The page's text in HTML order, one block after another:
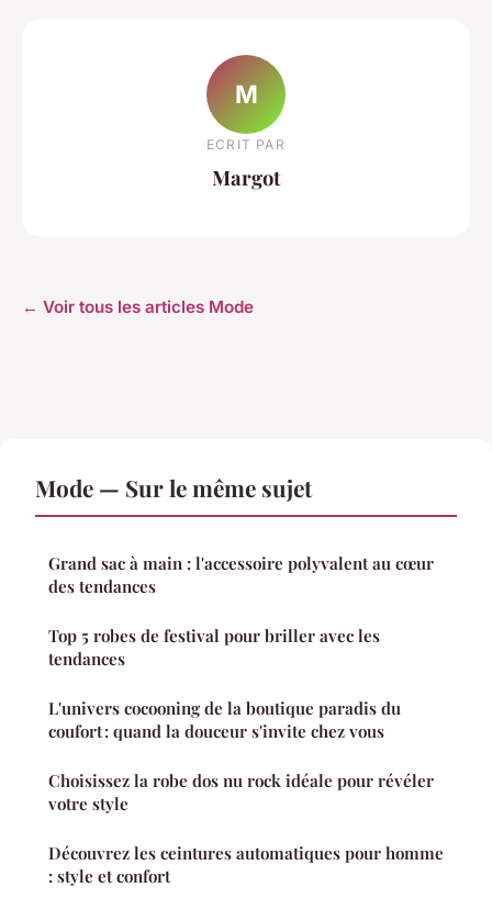
M
ECRIT PAR
Margot
← Voir tous les articles Mode
Mode — Sur le même sujet
Grand sac à main : l'accessoire polyvalent au cœur
des tendances
Top 5 robes de festival pour briller avec les
tendances
L'univers cocooning de la boutique paradis du
coufort : quand la douceur s'invite chez vous
Choisissez la robe dos nu rock idéale pour révéler
votre style
Découvrez les ceintures automatiques pour homme
: style et confort